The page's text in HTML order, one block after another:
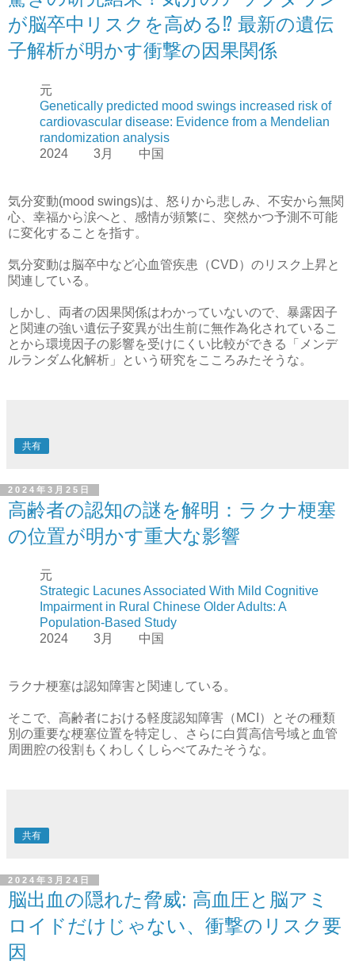
が脳卒中リスクを高める⁉ 最新の遺伝
子解析が明かす衝撃の因果関係
元
Genetically predicted mood swings increased risk of
cardiovascular disease: Evidence from a Mendelian
randomization analysis
2024 3月 中国
気分変動(mood swings)は、怒りから悲しみ、不安から無関
心、幸福から涙へと、感情が頻繁に、突然かつ予測不可能
に変化することを指す。
気分変動は脳卒中など心血管疾患（CVD）のリスク上昇と
関連している。
しかし、両者の因果関係はわかっていないので、暴露因子
と関連の強い遺伝子変異が出生前に無作為化されているこ
とから環境因子の影響を受けにくい比較ができる「メンデ
ルランダム化解析」という研究をこころみたそうな。
共有
2024年3月25日
高齢者の認知の謎を解明：ラクナ梗塞
の位置が明かす重大な影響
元
Strategic Lacunes Associated With Mild Cognitive
Impairment in Rural Chinese Older Adults: A
Population-Based Study
2024 3月 中国
ラクナ梗塞は認知障害と関連している。
そこで、高齢者における軽度認知障害（MCI）とその種類
別の重要な梗塞位置を特定し、さらに白質高信号域と血管
周囲腔の役割もくわしくしらべてみたそうな。
共有
2024年3月24日
脳出血の隠れた脅威: 高血圧と脳アミ
ロイドだけじゃない、衝撃のリスク要
因